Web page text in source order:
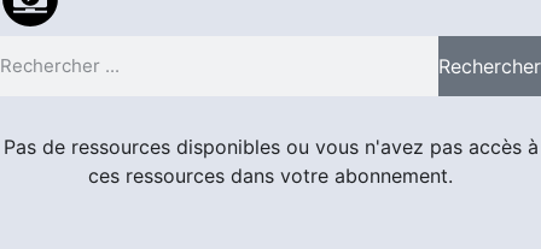
Rechercher
Pas de ressources disponibles ou vous n'avez pas accès à
ces ressources dans votre abonnement.